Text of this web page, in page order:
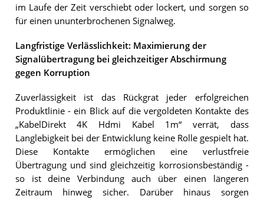
im Laufe der Zeit verschiebt oder lockert, und sorgen so
für einen ununterbrochenen Signalweg.
Langfristige Verlässlichkeit: Maximierung der
Signalübertragung bei gleichzeitiger Abschirmung
gegen Korruption
Zuverlässigkeit ist das Rückgrat jeder erfolgreichen
Produktlinie - ein Blick auf die vergoldeten Kontakte des
„KabelDirekt 4K Hdmi Kabel 1m“ verrät, dass
Langlebigkeit bei der Entwicklung keine Rolle gespielt hat.
Diese Kontakte ermöglichen eine verlustfreie
Übertragung und sind gleichzeitig korrosionsbeständig -
so ist deine Verbindung auch über einen längeren
Zeitraum hinweg sicher. Darüber hinaus sorgen